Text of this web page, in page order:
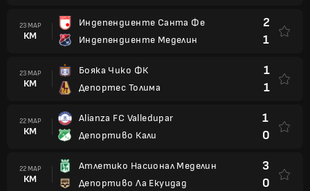
23 МАР
КМ
Индепендиенте Санта Фе
Индепендиенте Меделин
2
1
23 МАР
КМ
Бояка Чико ФК
Депортес Толима
1
1
22 МАР
КМ
Alianza FC Valledupar
Депортиво Кали
1
0
22 МАР
КМ
Атлетико Насионал Меделин
Депортиво Ла Екуидад
3
0